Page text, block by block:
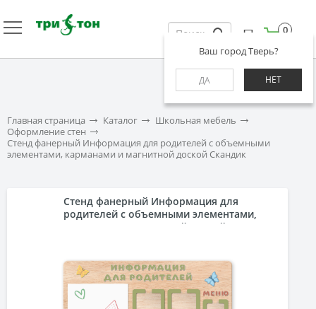
Ваш город Тверь?
ДА НЕТ
0
Главная страница Каталог
Школьная мебель
Оформление стен
Стенд фанерный Информация для родителей с объемными
элементами, карманами и магнитной доской Скандик
Стенд фанерный Информация для
родителей с объемными элементами,
карманами и магнитной доской Скандик